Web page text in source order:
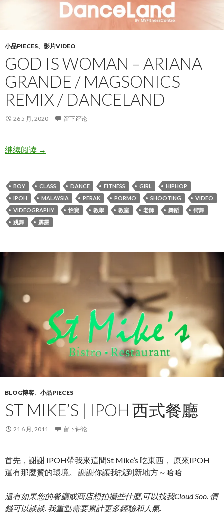
小品PIECES、 影片VIDEO
GOD IS WOMAN – ARIANA
GRANDE / MAGSONICS
REMIX / DANCELAND
26 5 月, 2020 留下评论
继续阅读God Is Woman – Ariana Grande / MagSonics Remix /
→
BOY CLASS DANCE FITNESS GIRL
HIPHOP
IPOH
MALAYSIA PERAK PORMO SHOOTING
VIDEO
VIDEOGRAPHY
怡寶 教學 教室 老師 舞蹈
街舞
跳舞
霹靂
BLOG博客、 小品PIECES
ST MIKE’S | IPOH 西式餐廳
21 6 月, 2011 留下评论
首先，謝謝 IPOH帶我來這間St Mike’s 吃東西， 原來IPOH
還有那麼贊的環境。 謝謝你讓我找到新地方～哈哈
還有如果您的餐廳或商店想拍攝些什麼,可以找我Cloud Soo. 價
錢可以談談. 我重點需要累計更多經驗和人氣.